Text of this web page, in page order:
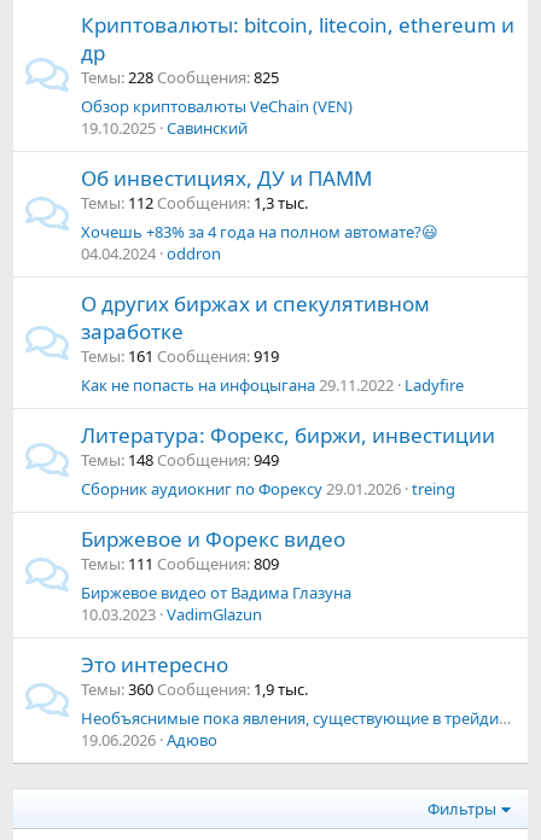
Криптовалюты: bitcoin, litecoin, ethereum и
др
Темы 228 Сообщения 825
Обзор криптовалюты VeChain (VEN)
19.10.2025 Савинский
Об инвестициях, ДУ и ПАММ
Темы 112 Сообщения 1,3 тыс.
Хочешь +83% за 4 года на полном автомате?😃
04.04.2024 oddron
О других биржах и спекулятивном
заработке
Темы 161 Сообщения 919
Как не попасть на инфоцыгана29.11.2022 Ladyfire
Литература: Форекс, биржи, инвестиции
Темы 148 Сообщения 949
Сборник аудиокниг по Форексу29.01.2026 treing
Биржевое и Форекс видео
Темы 111 Сообщения 809
Биржевое видео от Вадима Глазуна
10.03.2023 VadimGlazun
Это интересно
Темы 360 Сообщения 1,9 тыс.
Необъяснимые пока явления, существующие в трейдинге, но не получившие даже названия, чтобы они стали предметом анализа для выработки идей применения.
19.06.2026 Адюво
Фильтры